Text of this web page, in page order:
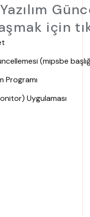
için
(mipsbe
Programı
Uygulaması